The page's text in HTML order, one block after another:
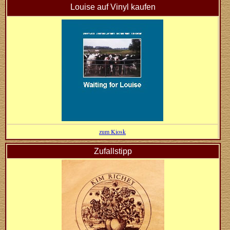
Louise auf Vinyl kaufen
zum Kiosk
Zufallstipp